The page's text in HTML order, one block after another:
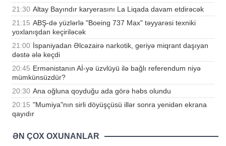
21:30 Altay Bayındır karyerasını La Liqada davam etdirəcək
21:15 ABŞ-də yüzlərlə "Boeing 737 Max" təyyarəsi texniki
yoxlanışdan keçiriləcək
21:00 İspaniyadan Əlcəzairə narkotik, geriyə miqrant daşıyan
dəstə ələ keçdi
20:45 Ermənistanın Aİ-yə üzvlüyü ilə bağlı referendum niyə
mümkünsüzdür?
20:30 Ana oğluna qoyduğu ada görə həbs olundu
20:15 "Mumiya"nın sirli döyüşçüsü illər sonra yenidən ekrana
qayıdır
ƏN ÇOX OXUNANLAR